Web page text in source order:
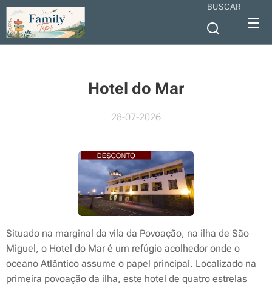
BUSCAR
Hotel do Mar
28-07-2026
Situado na marginal da vila da Povoação, na ilha de São
Miguel, o Hotel do Mar é um refúgio acolhedor onde o
oceano Atlântico assume o papel principal. Localizado na
primeira povoação da ilha, este hotel de quatro estrelas